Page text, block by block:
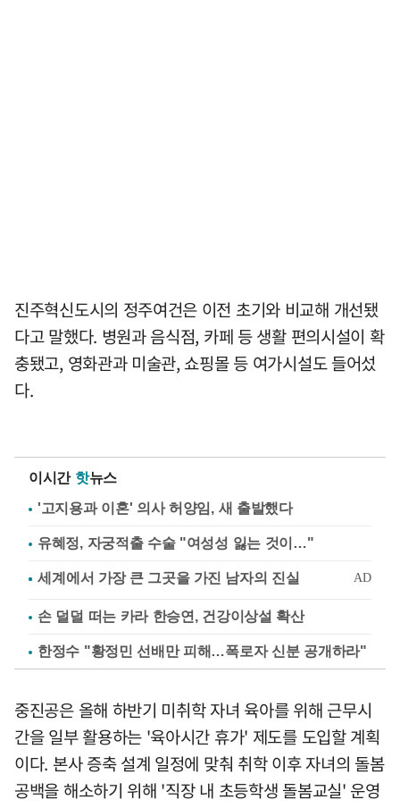
진주혁신도시의 정주여건은 이전 초기와 비교해 개선됐
다고 말했다. 병원과 음식점, 카페 등 생활 편의시설이 확
충됐고, 영화관과 미술관, 쇼핑몰 등 여가시설도 들어섰
다.
이시간 핫뉴스
'고지용과 이혼' 의사 허양임, 새 출발했다
유혜정, 자궁적출 수술 "여성성 잃는 것이…"
손 덜덜 떠는 카라 한승연, 건강이상설 확산
한정수 "황정민 선배만 피해…폭로자 신분 공개하라"
중진공은 올해 하반기 미취학 자녀 육아를 위해 근무시
간을 일부 활용하는 '육아시간 휴가' 제도를 도입할 계획
이다. 본사 증축 설계 일정에 맞춰 취학 이후 자녀의 돌봄
공백을 해소하기 위해 '직장 내 초등학생 돌봄교실' 운영